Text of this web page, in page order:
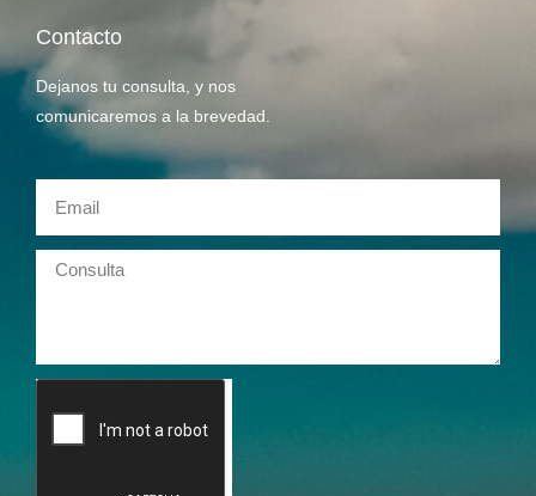
Contacto
Dejanos tu consulta, y nos
comunicaremos a la brevedad.